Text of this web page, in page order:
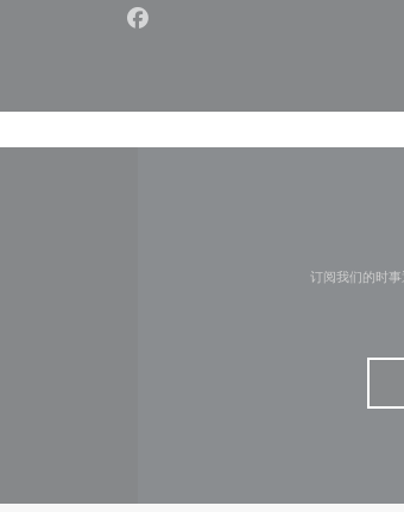
Facebook ((在新窗口中打
订阅我们的时